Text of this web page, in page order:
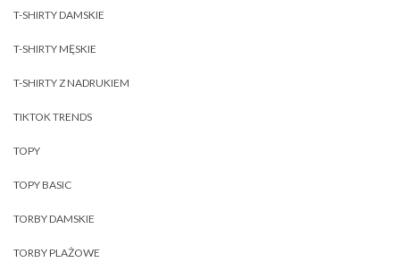
T-SHIRTY DAMSKIE
T-SHIRTY MĘSKIE
T-SHIRTY Z NADRUKIEM
TIKTOK TRENDS
TOPY
TOPY BASIC
TORBY DAMSKIE
TORBY PLAŻOWE